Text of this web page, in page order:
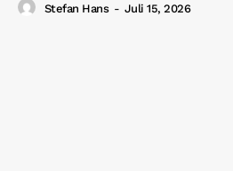
Stefan Hans - Juli 15, 2026